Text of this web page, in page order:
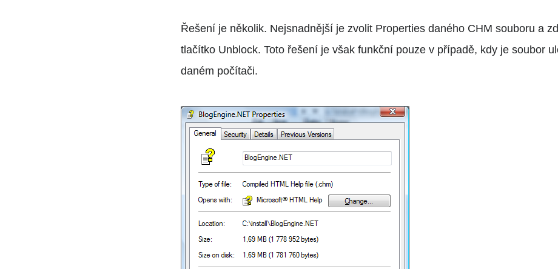
Řešení je několik. Nejsnadnější je zvolit Properties daného CHM souboru a
tlačítko Unblock. Toto řešení je však funkční pouze v případě, kdy je soubor
daném počítači.